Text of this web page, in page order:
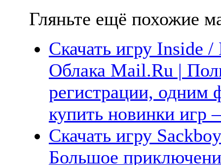
Гляньте ещё похожие
Скачать игру Inside
Облака Mail.Ru |
регистрации, одним
купить новинки
Скачать игру
Большое